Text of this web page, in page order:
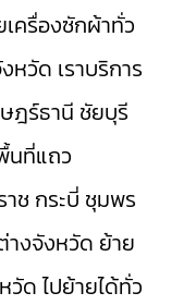
ครื่องซักผ้าทั่ว
หวัด เราบริการ
ฎร์ธานี ชัยบุรี
นที่แถว
ช กระบี่ ชุมพร
างจังหวัด ย้าย
ด ไปย้ายได้ทั่ว